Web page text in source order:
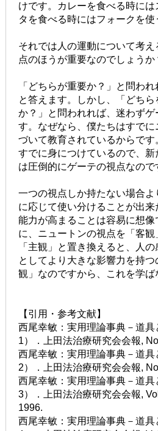
けです。カレーを食べる時に
タを食べる時にはフォークを使
それでは人の運動について考
点のほうが重要なのでしょうか
「どちらが重要か？」と問わ
と答えます。しかし、「どち
か？」と問われれば、迷わずゲ
す。なぜなら、僕たちはすで
づいて教育されているからで
すでに身につけているので、
は圧倒的にゲーテの視点なので
一つの視点しか持たない場合
に応じて使い分けることが出
能力が高まることは容易に想
に、ニュートンの視点を「客
「主観」と置き換えると、人
としてより大きな影響力を持
観」なのですから、これを学ば
【引用・参考文献】
西尾幸敏：実用理論事典－道
1）．上田法治療研究会会報,
西尾幸敏：実用理論事典－道
2）．上田法治療研究会会報,
西尾幸敏：実用理論事典－道
3）．上田法治療研究会会報,
1996.
西尾幸敏：実用理論事典－道